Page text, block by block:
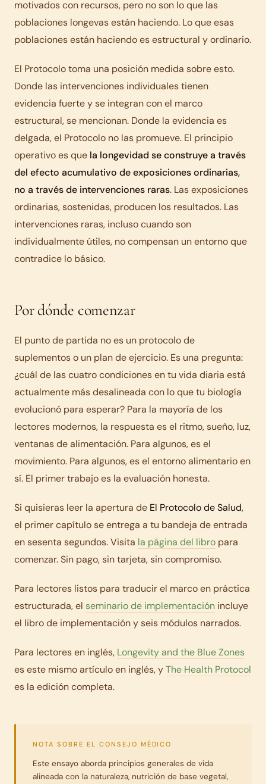
motivados con recursos, pero no son lo que las
poblaciones longevas están haciendo. Lo que esas
poblaciones están haciendo es estructural y ordinario.
El Protocolo toma una posición medida sobre esto.
Donde las intervenciones individuales tienen
evidencia fuerte y se integran con el marco
estructural, se mencionan. Donde la evidencia es
delgada, el Protocolo no las promueve. El principio
operativo es que la longevidad se construye a través
del efecto acumulativo de exposiciones ordinarias,
no a través de intervenciones raras. Las exposiciones
ordinarias, sostenidas, producen los resultados. Las
intervenciones raras, incluso cuando son
individualmente útiles, no compensan un entorno que
contradice lo básico.
Por dónde comenzar
El punto de partida no es un protocolo de
suplementos o un plan de ejercicio. Es una pregunta:
¿cuál de las cuatro condiciones en tu vida diaria está
actualmente más desalineada con lo que tu biología
evolucionó para esperar? Para la mayoría de los
lectores modernos, la respuesta es el ritmo, sueño, luz,
ventanas de alimentación. Para algunos, es el
movimiento. Para algunos, es el entorno alimentario en
sí. El primer trabajo es la evaluación honesta.
Si quisieras leer la apertura de El Protocolo de Salud,
el primer capítulo se entrega a tu bandeja de entrada
en sesenta segundos. Visita la página del libro para
comenzar. Sin pago, sin tarjeta, sin compromiso.
Para lectores listos para traducir el marco en práctica
estructurada, el seminario de implementación incluye
el libro de implementación y seis módulos narrados.
Para lectores en inglés, Longevity and the Blue Zones
es este mismo artículo en inglés, yThe Health Protocol
es la edición completa.
NOTA SOBRE EL CONSEJO MÉDICO
Este ensayo aborda principios generales de vida
alineada con la naturaleza, nutrición de base vegetal,